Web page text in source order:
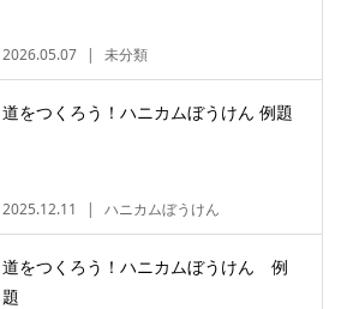
2026.05.07 未分類
道をつくろう！ハニカムぼうけん 例題
2025.12.11 ハニカムぼうけん
道をつくろう！ハニカムぼうけん 例
題